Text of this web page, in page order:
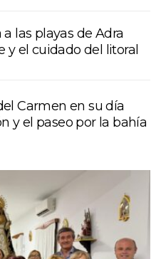
a las playas de Adra
y el cuidado del litoral
Carmen en su día
y el paseo por la bahía